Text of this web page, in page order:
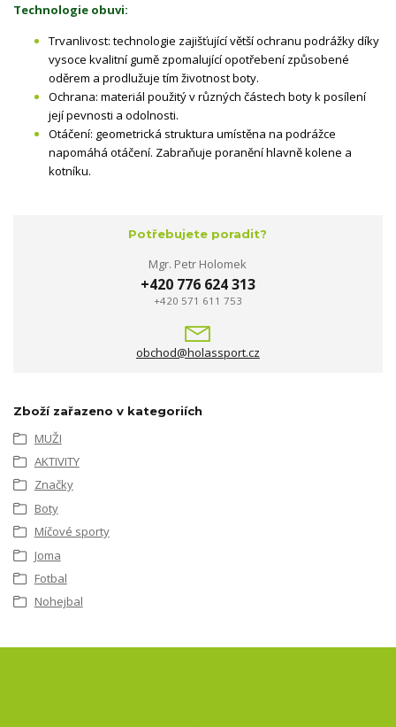
Technologie obuvi:
Trvanlivost: technologie zajišťující větší ochranu podrážky díky
vysoce kvalitní gumě zpomalující opotřebení způsobené
oděrem a prodlužuje tím životnost boty.
Ochrana: materiál použitý v různých částech boty k posílení
její pevnosti a odolnosti.
Otáčení: geometrická struktura umístěna na podrážce
napomáhá otáčení. Zabraňuje poranění hlavně kolene a
kotníku.
Potřebujete poradit?
Mgr. Petr Holomek
+420 776 624 313
+420 571 611 753
obchod@holassport.cz
Zboží zařazeno v kategoriích
MUŽI
AKTIVITY
Značky
Boty
Míčové sporty
Joma
Fotbal
Nohejbal